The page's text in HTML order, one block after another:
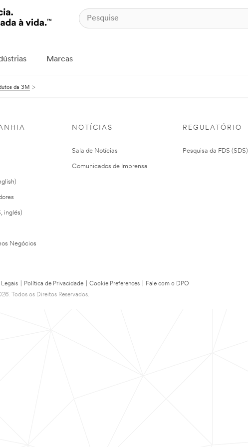
Marcas
da 3M
inglés)
Negócios
NOTÍCIAS
Sala de Notícias
Comunicados de Imprensa
REGULATÓRIO
Pesquisa da FDS (SDS)
Política de Privacidade Cookie Preferences
Fale com o DPO
Todos os Direitos Reservados.